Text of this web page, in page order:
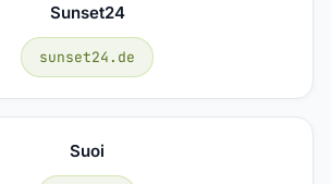
Sunset24
sunset24.de
Suoi